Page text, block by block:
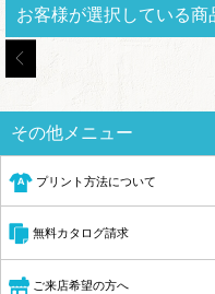
お客様が選択している
その他メニュー
プリント方法について
無料カタログ請求
ご来店希望の方へ